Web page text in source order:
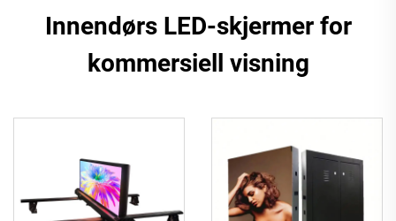
Innendørs LED-skjermer for
kommersiell visning